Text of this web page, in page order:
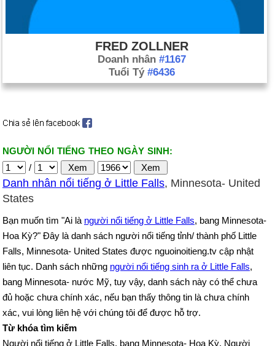
FRED ZOLLNER
Doanh nhân #1167
Tuổi Tý #6436
NGƯỜI NỔI TIẾNG THEO NGÀY SINH:
/
Danh nhân nổi tiếng ở Little Falls, Minnesota- United
States
Bạn muốn tìm "Ai là người nổi tiếng ở Little Falls, bang Minnesota-
Hoa Kỳ?" Đây là danh sách người nổi tiếng tỉnh/ thành phố Little
Falls, Minnesota- United States được nguoinoitieng.tv cập nhật
liên tục. Danh sách những người nổi tiếng sinh ra ở Little Falls,
bang Minnesota- nước Mỹ, tuy vậy, danh sách này có thể chưa
đủ hoặc chưa chính xác, nếu bạn thấy thông tin là chưa chính
xác, vui lòng liên hệ với chúng tôi để được hỗ trợ.
Từ khóa tìm kiếm
Người nổi tiếng ở Little Falls, bang Minnesota- Hoa Kỳ. Người